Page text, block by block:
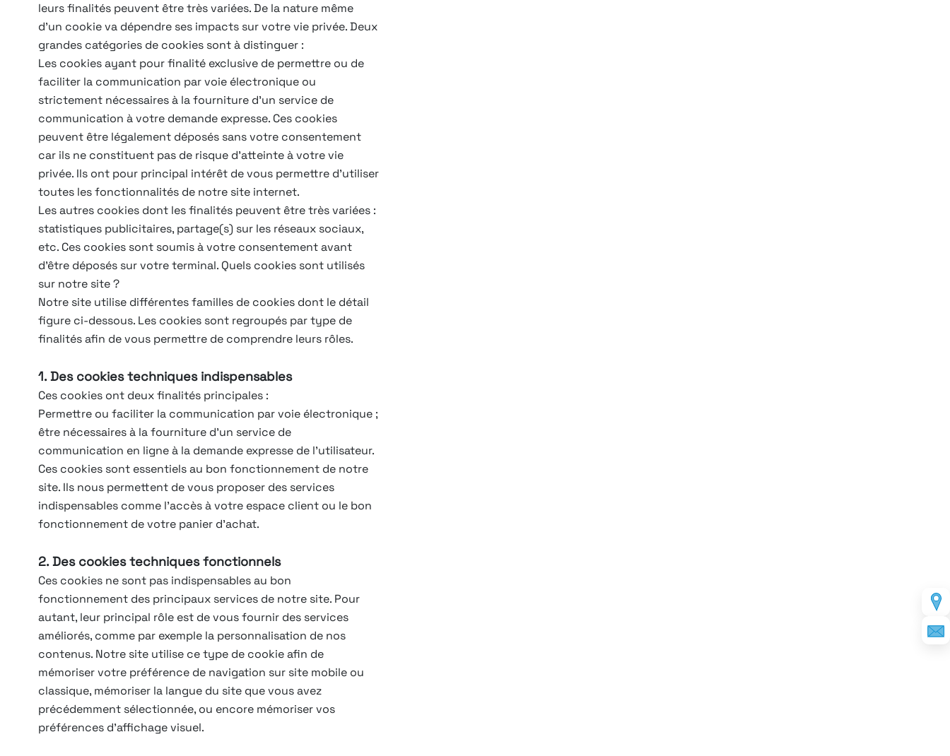
leurs finalités peuvent être très variées. De la nature même
d’un cookie va dépendre ses impacts sur votre vie privée. Deux
grandes catégories de cookies sont à distinguer :
Les cookies ayant pour finalité exclusive de permettre ou de
faciliter la communication par voie électronique ou
strictement nécessaires à la fourniture d’un service de
communication à votre demande expresse. Ces cookies
peuvent être légalement déposés sans votre consentement
car ils ne constituent pas de risque d’atteinte à votre vie
privée. Ils ont pour principal intérêt de vous permettre d’utiliser
toutes les fonctionnalités de notre site internet.
Les autres cookies dont les finalités peuvent être très variées :
statistiques publicitaires, partage(s) sur les réseaux sociaux,
etc. Ces cookies sont soumis à votre consentement avant
d’être déposés sur votre terminal. Quels cookies sont utilisés
sur notre site ?
Notre site utilise différentes familles de cookies dont le détail
figure ci-dessous. Les cookies sont regroupés par type de
finalités afin de vous permettre de comprendre leurs rôles.
1. Des cookies techniques indispensables
Ces cookies ont deux finalités principales :
Permettre ou faciliter la communication par voie électronique ;
être nécessaires à la fourniture d’un service de
communication en ligne à la demande expresse de l’utilisateur.
Ces cookies sont essentiels au bon fonctionnement de notre
site. Ils nous permettent de vous proposer des services
indispensables comme l’accès à votre espace client ou le bon
fonctionnement de votre panier d’achat.
2. Des cookies techniques fonctionnels
Ces cookies ne sont pas indispensables au bon
fonctionnement des principaux services de notre site. Pour
autant, leur principal rôle est de vous fournir des services
améliorés, comme par exemple la personnalisation de nos
contenus. Notre site utilise ce type de cookie afin de
mémoriser votre préférence de navigation sur site mobile ou
classique, mémoriser la langue du site que vous avez
précédemment sélectionnée, ou encore mémoriser vos
préférences d’affichage visuel.